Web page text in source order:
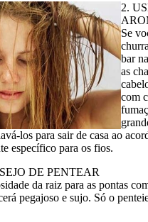
2.
Se
bar
as
com
los para sair de casa ao
específico para os fios.
DE PENTEAR
da raiz para as pontas
pegajoso e sujo. Só o